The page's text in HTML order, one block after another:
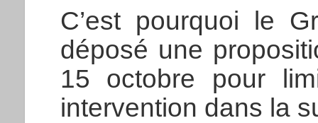
C’est pourquoi le
déposé une
15 octobre pour
intervention dans la